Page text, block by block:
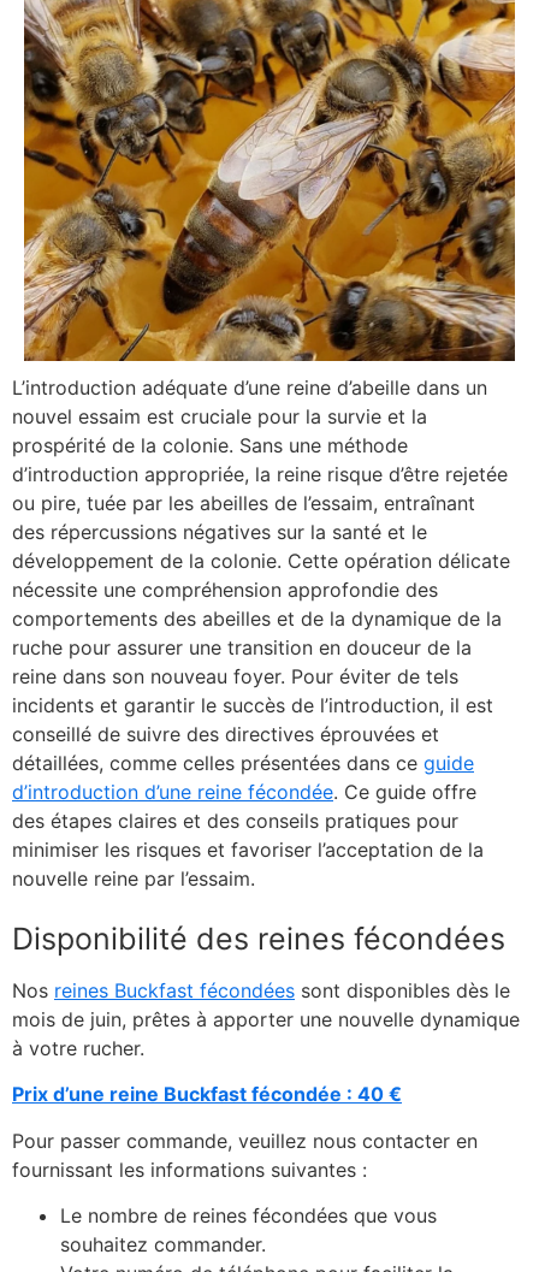
Reine
fécondée
acheter
L’introduction adéquate d’une reine d’abeille dans un
nouvel essaim est cruciale pour la survie et la
prospérité de la colonie. Sans une méthode
d’introduction appropriée, la reine risque d’être rejetée
ou pire, tuée par les abeilles de l’essaim, entraînant
des répercussions négatives sur la santé et le
développement de la colonie. Cette opération délicate
nécessite une compréhension approfondie des
comportements des abeilles et de la dynamique de la
ruche pour assurer une transition en douceur de la
reine dans son nouveau foyer. Pour éviter de tels
incidents et garantir le succès de l’introduction, il est
conseillé de suivre des directives éprouvées et
détaillées, comme celles présentées dans ce guide
d’introduction d’une reine fécondée. Ce guide offre
des étapes claires et des conseils pratiques pour
minimiser les risques et favoriser l’acceptation de la
nouvelle reine par l’essaim.
Disponibilité des reines fécondées
Nos reines Buckfast fécondées sont disponibles dès le
mois de juin, prêtes à apporter une nouvelle dynamique
à votre rucher.
Prix d’une reine Buckfast fécondée : 40 €
Pour passer commande, veuillez nous contacter en
fournissant les informations suivantes :
Le nombre de reines fécondées que vous
souhaitez commander.